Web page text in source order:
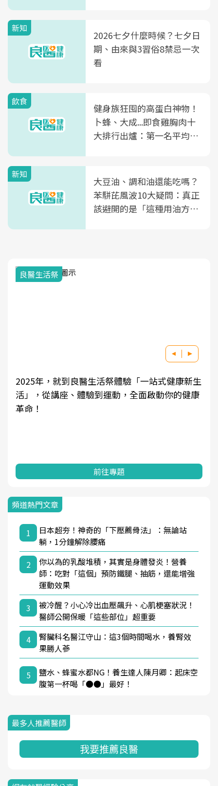
新知
2026七夕什麼時候？七夕日
期、由來與3習俗8禁忌一次
看
飲食
健身族狂囤的高蛋白神物！
卜蜂、大成...即食雞胸肉十
大排行出爐：第一名平均一
新知
大豆油、調和油還能吃嗎？
苯駢芘風波10大疑問：真正
該避開的是「這種用油方
良醫生活祭
2025年，就到良醫生活祭體驗「一站式健康新生
活」，從講座、體驗到運動，全面啟動你的健康
革命！
前往專題
頻道熱門文章
1
日本超夯！神奇的「下壓薦骨法」：無論站
躺，1分鐘解除腰痛
2
你以為的乳酸堆積，其實是身體發炎！營養
師：吃對「這個」預防鐵腿、抽筋，還能增強
運動效果
3
被冷醒？小心冷出血壓飆升、心肌梗塞狀況！
醫師公開保暖「這些部位」超重要
4
腎臟科名醫江守山：這3個時間喝水，養腎效
果勝人蔘
5
鹽水、蜂蜜水都NG！養生達人陳月卿：起床空
腹第一杯喝「●●」最好！
最多人推薦醫師
我要推薦良醫